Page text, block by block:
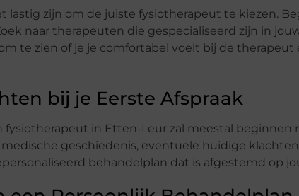
lastig zijn om de juiste fysiotherapeut te kiezen.
naar therapeuten die gespecialiseerd zijn in
te zien of je je comfortabel voelt bij de
bij je Eerste Afspraak
fysiotherapeut in Etten-Leur zal meestal
medische geschiedenis, eventuele huidige
behandelplan dat is afgestemd op